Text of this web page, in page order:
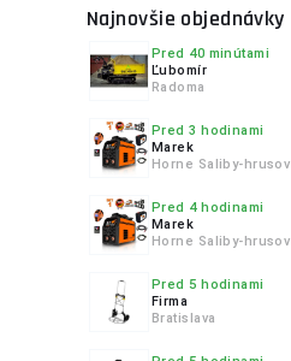
Najnovšie objednávky
Pred 40 minútami
Ľubomír
Radoma
Pred 3 hodinami
Marek
Horne Saliby-hrusov
Pred 4 hodinami
Marek
Horne Saliby-hrusov
Pred 5 hodinami
Firma
Bratislava